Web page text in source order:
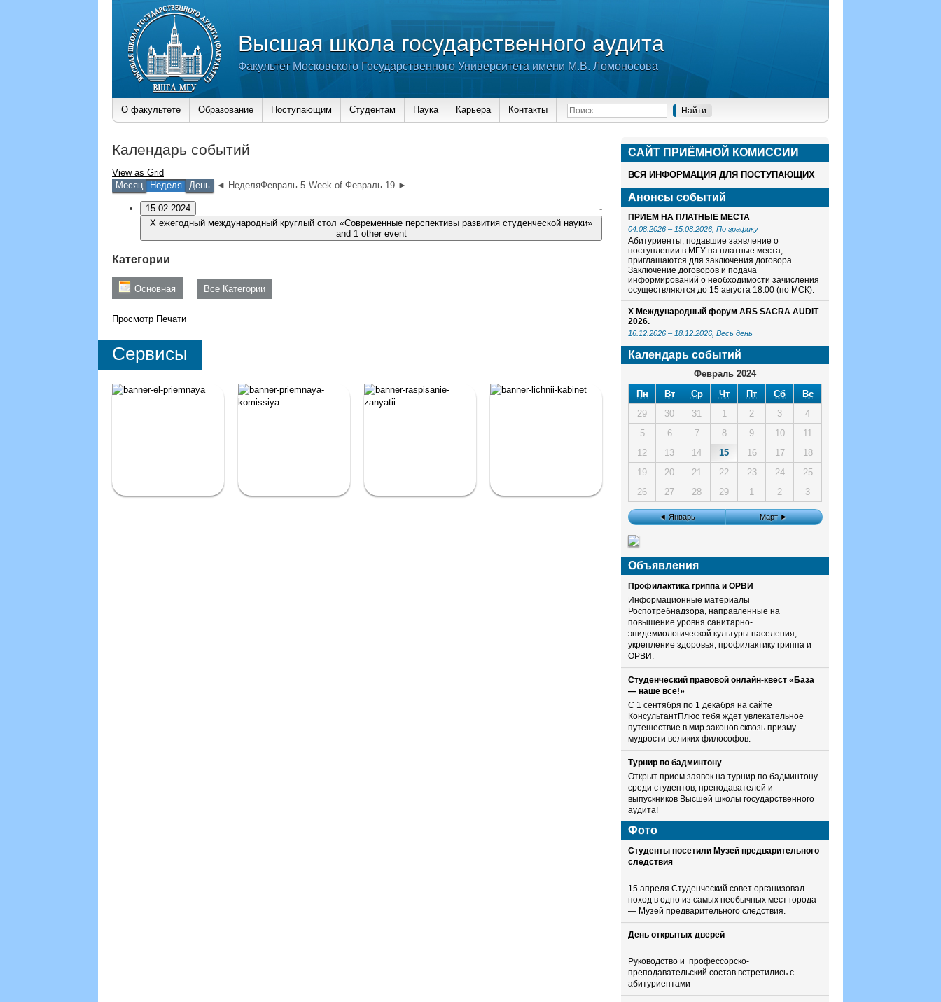
Высшая школа государственного аудита
Факультет Московского Государственного Университета имени М.В. Ломоносова
О факультете Образование Поступающим Студентам Наука Карьера Контакты
Календарь событий
View as Grid
Месяц
Неделя День ◄ НеделяФевраль 5 Week of Февраль 19 ►
15.02.2024
-
X ежегодный международный круглый стол «Современные перспективы развития студенческой науки»
and 1 other event
Категории
Основная Все Категории
Просмотр Печати
Сервисы
САЙТ ПРИЁМНОЙ КОМИСCИИ
ВСЯ ИНФОРМАЦИЯ ДЛЯ ПОСТУПАЮЩИХ
Анонсы событий
ПРИЕМ НА ПЛАТНЫЕ МЕСТА
04.08.2026 – 15.08.2026 , По графику
Абитуриенты, подавшие заявление о
поступлении в МГУ на платные места,
приглашаются для заключения договора.
Заключение договоров и подача
информирований о необходимости зачисления
осуществляются до 15 августа 18.00 (по МСК).
X Международный форум ARS SACRA AUDIT
2026.
16.12.2026 – 18.12.2026 , Весь день
Календарь событий
Февраль 2024
Пн
Вт Ср Чт Пт Сб
Вс
29
30 31 1 2 3
4
5
6 7 8 9 10
11
12
13 14 15 16 17
18
19
20 21 22 23 24
25
26
27 28 29 1 2 3
◄ Январь Март ►
Объявления
Профилактика гриппа и ОРВИ
Информационные материалы
Роспотребнадзора, направленные на
повышение уровня санитарно-
эпидемиологической культуры населения,
укрепление здоровья, профилактику гриппа и
ОРВИ.
Студенческий правовой онлайн-квест «База
— наше всё!»
С 1 сентября по 1 декабря на сайте
КонсультантПлюс тебя ждет увлекательное
путешествие в мир законов сквозь призму
мудрости великих философов.
Турнир по бадминтону
Открыт прием заявок на турнир по бадминтону
среди студентов, преподавателей и
выпускников Высшей школы государственного
аудита!
Фото
Студенты посетили Музей предварительного
следствия
15 апреля Студенческий совет организовал
поход в одно из самых необычных мест города
— Музей предварительного следствия.
День открытых дверей
Руководство и профессорско-
преподавательский состав встретились с
абитуриентами